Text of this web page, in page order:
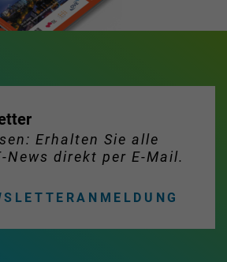
Erhalten Sie alle
News direkt per E-Mail.